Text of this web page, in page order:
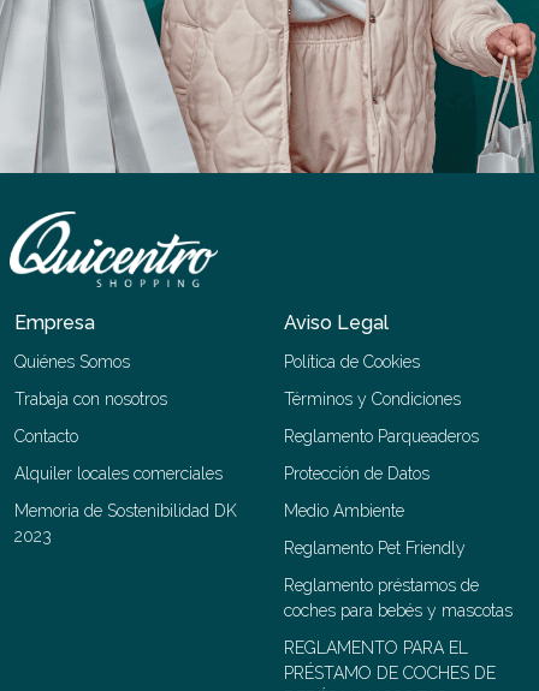
Empresa
Quiénes Somos
Trabaja con nosotros
Contacto
Alquiler locales comerciales
Memoria de Sostenibilidad DK
2023
Aviso Legal
Política de Cookies
Términos y Condiciones
Reglamento Parqueaderos
Protección de Datos
Medio Ambiente
Reglamento Pet Friendly
Reglamento préstamos de
coches para bebés y mascotas
REGLAMENTO PARA EL
PRÉSTAMO DE COCHES DE